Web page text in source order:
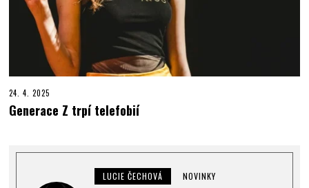
24. 4. 2025
Generace Z trpí telefobií
LUCIE ČECHOVÁ NOVINKY